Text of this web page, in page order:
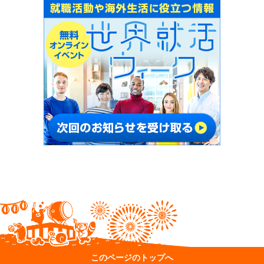
このページのトップへ